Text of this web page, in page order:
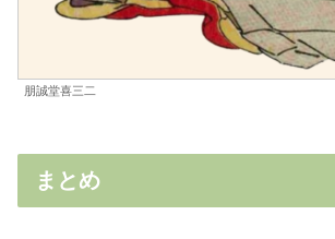
朋誠堂喜三二
まとめ